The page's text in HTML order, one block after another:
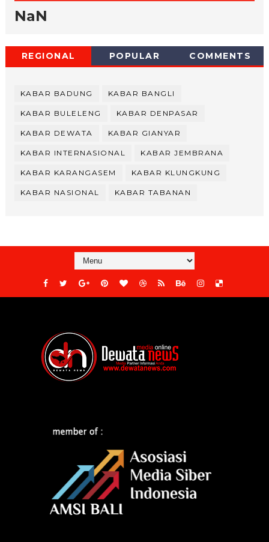
NaN
REGIONAL POPULAR COMMENTS
KABAR BADUNG KABAR BANGLI
KABAR BULELENG KABAR DENPASAR
KABAR DEWATA KABAR GIANYAR
KABAR INTERNASIONAL KABAR JEMBRANA
KABAR KARANGASEM KABAR KLUNGKUNG
KABAR NASIONAL KABAR TABANAN